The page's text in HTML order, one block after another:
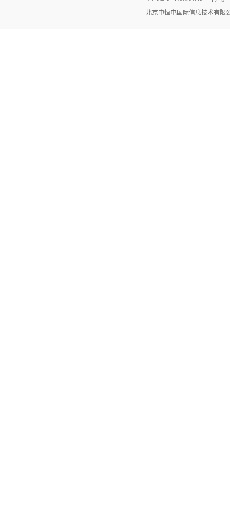
北京中恒电国际信息技术有限